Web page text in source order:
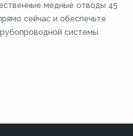
медные отводы 45
сейчас и обеспечьте
системы.